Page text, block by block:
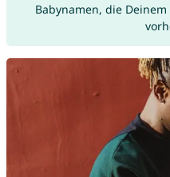
Babynamen, die